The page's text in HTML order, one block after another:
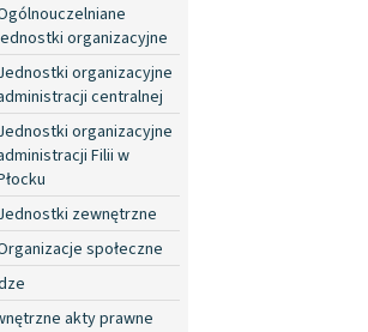
organizacyjne
organizacyjne
centralnej
organizacyjne
Filii w
zewnętrzne
społeczne
akty prawne